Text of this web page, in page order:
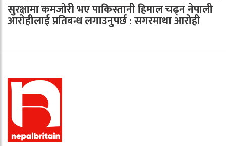
सुरक्षामा कमजोरी भए पाकिस्तानी हिमाल चढ्न नेपाली
आरोहीलाई प्रतिबन्ध लगाउनुपर्छ : सगरमाथा आरोही